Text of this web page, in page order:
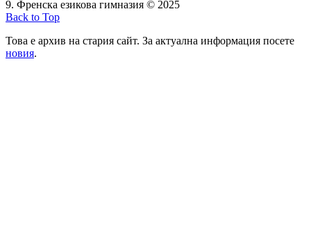
9. Френска езикова гимназия © 2025
Back to Top
Това е архив на стария сайт. За актуална информация посете
новия.